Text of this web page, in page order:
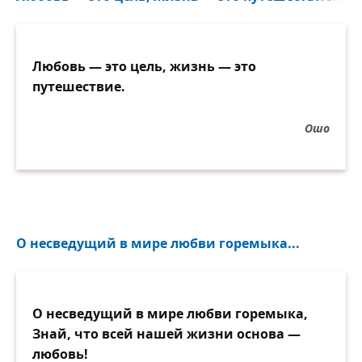
И вальсы резвые, и шёпот за столом,
И дева в сумерки выходит на крыльцо:
Открыты шея, грудь, и вьюга ей в лицо!
Любовь — это цель, жизнь — это
путешествие.
Ошо
О несведущий в мире любви горемыка...
О несведущий в мире любви горемыка,
Знай, что всей нашей жизни основа —
любовь!